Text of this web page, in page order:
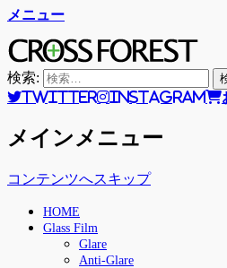
メニュー
CROSS FOREST
デジタルとアナログの素敵な融合
検索:
Twitter Instagram
メインメニュー
コンテンツへスキップ
HOME
Glass Film
Glare
Anti-Glare